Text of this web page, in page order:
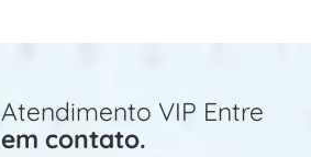
Atendimento VIP Entre
em contato.